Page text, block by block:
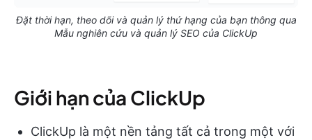
Đặt thời hạn, theo dõi và quản lý thứ hạng của bạn thông qua
Mẫu nghiên cứu và quản lý SEO của ClickUp
Giới hạn của ClickUp
ClickUp là một nền tảng tất cả trong một với